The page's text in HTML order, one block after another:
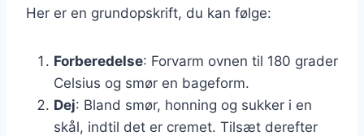
Her er en grundopskrift, du kan følge:
Forberedelse: Forvarm ovnen til 180 grader
Celsius og smør en bageform.
Dej: Bland smør, honning og sukker i en
skål, indtil det er cremet. Tilsæt derefter